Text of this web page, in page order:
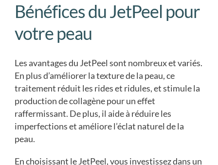
Bénéfices du JetPeel pour
votre peau
Les avantages du JetPeel sont nombreux et variés.
En plus d’améliorer la texture de la peau, ce
traitement réduit les rides et ridules, et stimule la
production de collagène pour un effet
raffermissant. De plus, il aide à réduire les
imperfections et améliore l’éclat naturel de la
peau.
En choisissant le JetPeel, vous investissez dans un